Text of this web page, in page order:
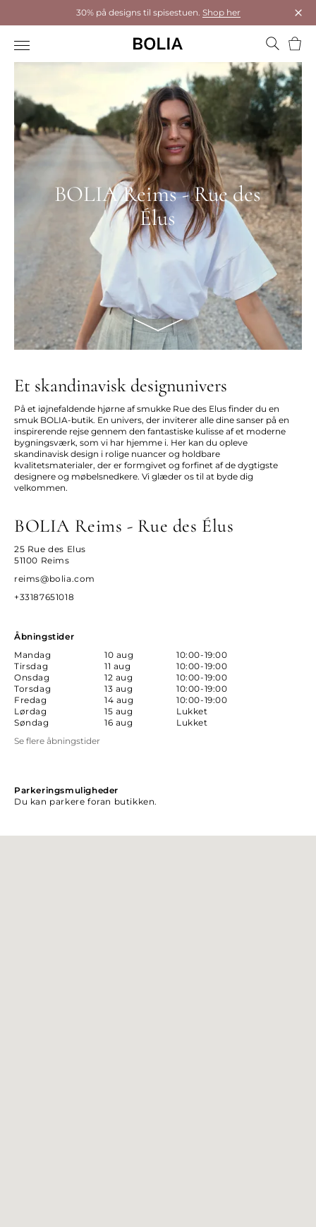
30% på designs til spisestuen. Shop her
Kurv
BOLIA Reims - Rue des
Élus
Et skandinavisk designunivers
På et iøjnefaldende hjørne af smukke Rue des Elus finder du en
smuk BOLIA-butik. En univers, der inviterer alle dine sanser på en
inspirerende rejse gennem den fantastiske kulisse af et moderne
bygningsværk, som vi har hjemme i. Her kan du opleve
skandinavisk design i rolige nuancer og holdbare
kvalitetsmaterialer, der er formgivet og forfinet af de dygtigste
designere og møbelsnedkere. Vi glæder os til at byde dig
velkommen.
BOLIA Reims - Rue des Élus
25 Rue des Elus
51100 Reims
reims@bolia.com
+33187651018
Åbningstider
Mandag
10 aug
10:00-19:00
Tirsdag
11 aug
10:00-19:00
Onsdag
12 aug
10:00-19:00
Torsdag
13 aug
10:00-19:00
Fredag
14 aug
10:00-19:00
Lørdag
15 aug
Lukket
Søndag
16 aug
Lukket
Se flere åbningstider
Parkeringsmuligheder
Du kan parkere foran butikken.